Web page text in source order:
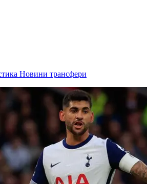
Новини трансфери